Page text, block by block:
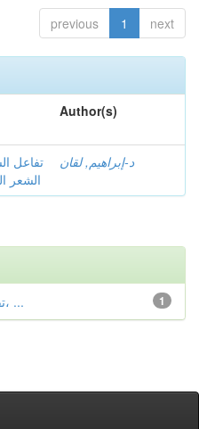
previous 1 next
Author(s)
تفاعل
الشعر
د-إبراهيم, لقان
1 تفاعل، الشعر السیاسي، الجزا ئري، ...